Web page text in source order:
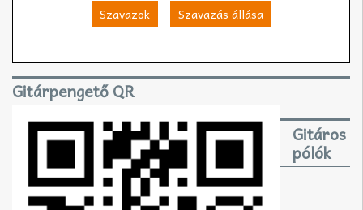
Szavazok Szavazás állása
Gitárpengető QR
Gitáros
pólók